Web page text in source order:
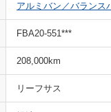
アルミバン／バランス
FBA20-551***
208,000km
リーフサス